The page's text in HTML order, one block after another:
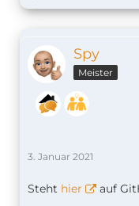
Spy
Meister
3. Januar 2021
Steht hier auf